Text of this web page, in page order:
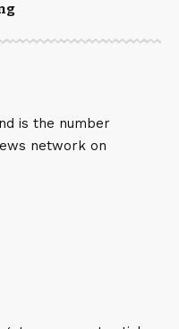
is the number
network on